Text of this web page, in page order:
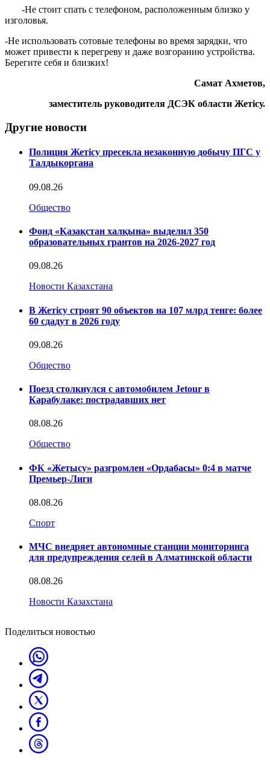
-Не стоит спать с телефоном, расположенным близко у
изголовья.
-Не использовать сотовые телефоны во время зарядки, что
может привести к перегреву и даже возгоранию устройства.
Берегите себя и близких!
Самат Ахметов,
заместитель руководителя ДСЭК области Жетісу.
Другие новости
Полиция Жетісу пресекла незаконную добычу ПГС у
Талдыкоргана
09.08.26
Общество
Фонд «Қазақстан халқына» выделил 350
образовательных грантов на 2026-2027 год
09.08.26
Новости Казахстана
В Жетісу строят 90 объектов на 107 млрд тенге: более
60 сдадут в 2026 году
09.08.26
Общество
Поезд столкнулся с автомобилем Jetour в
Карабулаке: пострадавших нет
08.08.26
Общество
ФК «Жетысу» разгромлен «Ордабасы» 0:4 в матче
Премьер-Лиги
08.08.26
Спорт
МЧС внедряет автономные станции мониторинга
для предупреждения селей в Алматинской области
08.08.26
Новости Казахстана
Поделиться новостью